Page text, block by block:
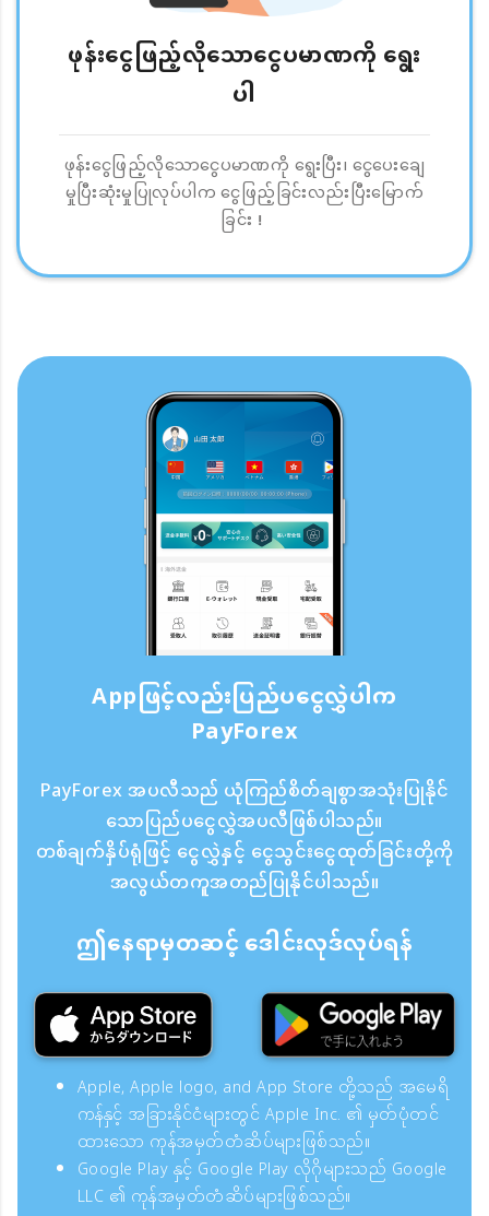
ဖုန်းငွေဖြည့်လိုသောငွေပမာဏကို ရွေး
ပါ
ဖုန်းငွေဖြည့်လိုသောငွေပမာဏကို ရွေးပြီး၊ ငွေပေးချေ
မှုပြီးဆုံးမှုပြုလုပ်ပါက ငွေဖြည့်ခြင်းလည်းပြီးမြောက်
ခြင်း！
Appဖြင့်လည်းပြည်ပငွေလွှဲပါက
PayForex
PayForex အပလီသည် ယုံကြည်စိတ်ချစွာအသုံးပြုနိုင်
သောပြည်ပငွေလွှဲအပလီဖြစ်ပါသည်။
တစ်ချက်နှိပ်ရုံဖြင့် ငွေလွှဲနှင့် ငွေသွင်းငွေထုတ်ခြင်းတို့ကို
အလွယ်တကူအတည်ပြုနိုင်ပါသည်။
ဤနေရာမှတဆင့် ဒေါင်းလုဒ်လုပ်ရန်
Apple, Apple logo, and App Store တို့သည် အမေရိ
ကန်နှင့် အခြားနိုင်ငံများတွင် Apple Inc. ၏ မှတ်ပုံတင်
ထားသော ကုန်အမှတ်တံဆိပ်များဖြစ်သည်။
Google Play နှင့် Google Play လိုဂိုများသည် Google
LLC ၏ ကုန်အမှတ်တံဆိပ်များဖြစ်သည်။